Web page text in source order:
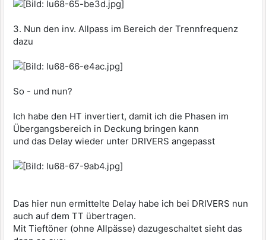
3. Nun den inv. Allpass im Bereich der Trennfrequenz
dazu
So - und nun?
Ich habe den HT invertiert, damit ich die Phasen im
Übergangsbereich in Deckung bringen kann
und das Delay wieder unter DRIVERS angepasst
Das hier nun ermittelte Delay habe ich bei DRIVERS nun
auch auf dem TT übertragen.
Mit Tieftöner (ohne Allpässe) dazugeschaltet sieht das